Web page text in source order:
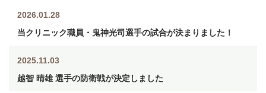
2026.01.28
当クリニック職員・鬼神光司選手の試合が決まりました！
2025.11.03
越智 晴雄 選手の防衛戦が決定しました